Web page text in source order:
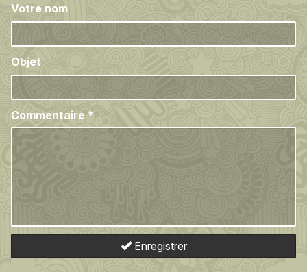
Votre nom
Objet
Commentaire *
Enregistrer